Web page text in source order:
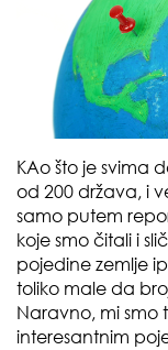
KAo što je svima
od 200 država, i
samo putem
koje smo čitali i
pojedine zemlje
toliko male da
Naravno, mi smo
interesantnim